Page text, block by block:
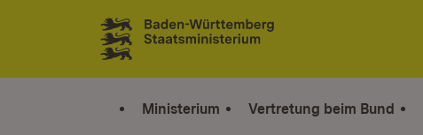
Zum Inhalt springen
Link zur Startseite
Ministerium Vertretung beim Bund